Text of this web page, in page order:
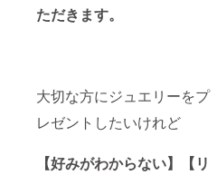
ただきます。
大切な方にジュエリーをプ
レゼントしたいけれど
【好みがわからない】【リ